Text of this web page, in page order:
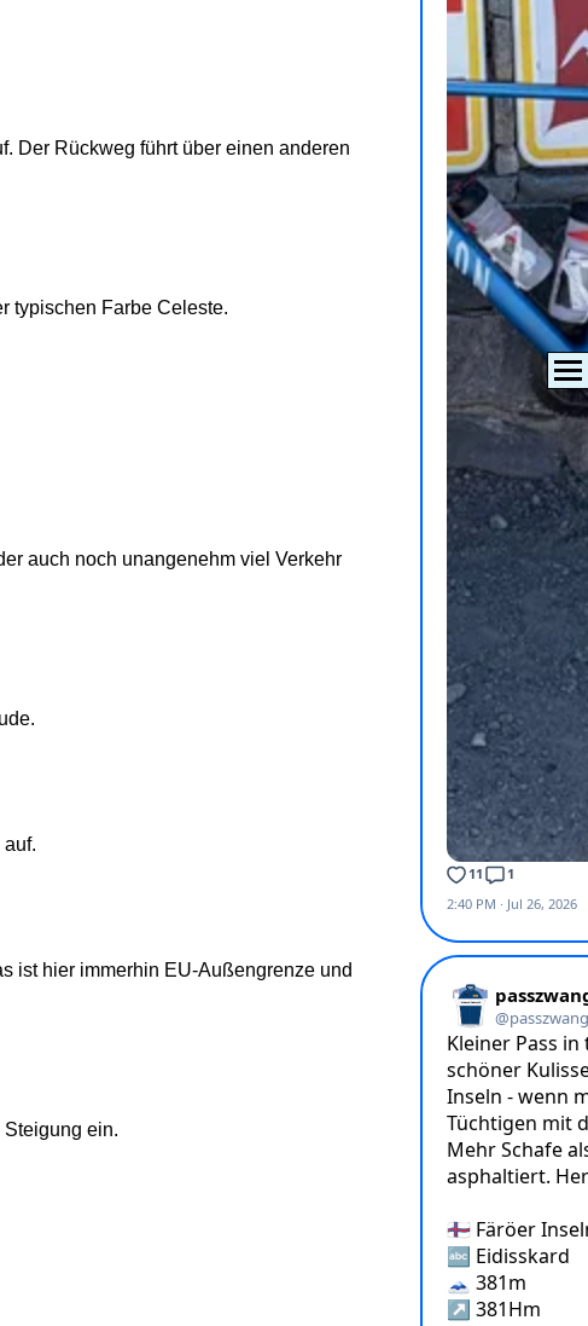
Der Rückweg führt über einen anderen
typischen Farbe Celeste.
auch noch unangenehm viel Verkehr
ist hier immerhin EU-Außengrenze und
ein.